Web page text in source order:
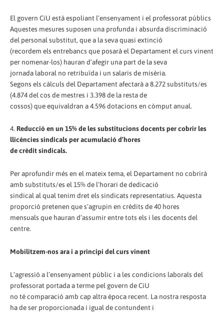
El govern CiU està espoliant l’ensenyament i el professorat públics
Aquestes mesures suposen una profunda i absurda discriminació
del personal substitut, que a la seva quasi extinció
(recordem els entrebancs que posarà el Departament el curs vinent
per nomenar-los) hauran d’afegir una part de la seva
jornada laboral no retribuïda i un salaris de misèria.
Segons els càlculs del Departament afectarà a 8.272 substituts/es
(4.874 del cos de mestres i 3.398 de la resta de
cossos) que equivaldran a 4.596 dotacions en còmput anual.
4. Reducció en un 15% de les substitucions docents per cobrir les
llicències sindicals per acumulació d’hores
de crèdit sindicals.
Per aprofundir més en el mateix tema, el Departament no cobrirà
amb substituts/es el 15% de l’horari de dedicació
sindical al qual tenim dret els sindicats representatius. Aquesta
proporció pretenen que s’agrupin en crèdits de 40 hores
mensuals que hauran d’assumir entre tots els i les docents del
centre.
Mobilitzem-nos ara i a principi del curs vinent
L’agressió a l’ensenyament públic i a les condicions laborals del
professorat portada a terme pel govern de CiU
no té comparació amb cap altra època recent. La nostra resposta
ha de ser proporcionada i igual de contundent i